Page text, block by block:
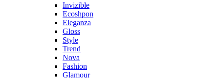
Invizible
Ecoshpon
Eleganza
Gloss
Style
Trend
Nova
Fashion
Glamour